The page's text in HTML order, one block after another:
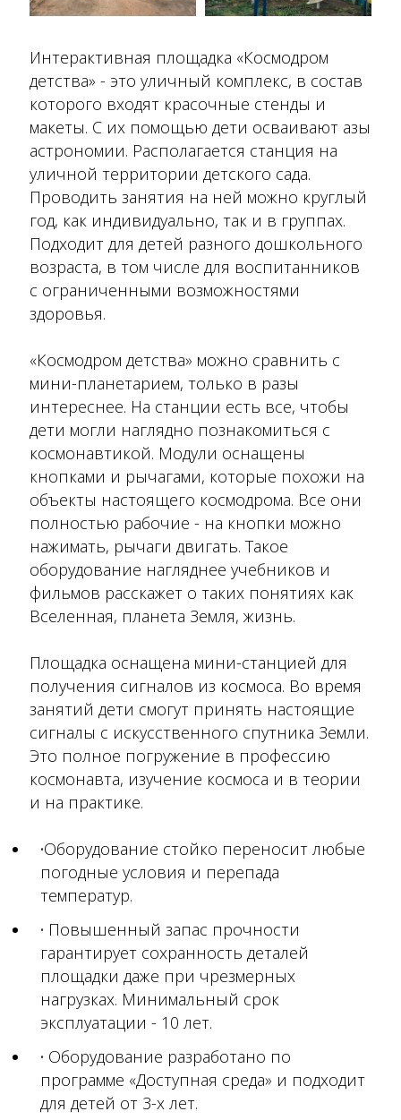
Интерактивная площадка «Космодром
детства» - это уличный комплекс, в состав
которого входят красочные стенды и
макеты. С их помощью дети осваивают азы
астрономии. Располагается станция на
уличной территории детского сада.
Проводить занятия на ней можно круглый
год, как индивидуально, так и в группах.
Подходит для детей разного дошкольного
возраста, в том числе для воспитанников
с ограниченными возможностями
здоровья.
«Космодром детства» можно сравнить с
мини-планетарием, только в разы
интереснее. На станции есть все, чтобы
дети могли наглядно познакомиться с
космонавтикой. Модули оснащены
кнопками и рычагами, которые похожи на
объекты настоящего космодрома. Все они
полностью рабочие - на кнопки можно
нажимать, рычаги двигать. Такое
оборудование нагляднее учебников и
фильмов расскажет о таких понятиях как
Вселенная, планета Земля, жизнь.
Площадка оснащена мини-станцией для
получения сигналов из космоса. Во время
занятий дети смогут принять настоящие
сигналы с искусственного спутника Земли.
Это полное погружение в профессию
космонавта, изучение космоса и в теории
и на практике.
Оборудование стойко переносит любые
погодные условия и перепада
температур.
Повышенный запас прочности
гарантирует сохранность деталей
площадки даже при чрезмерных
нагрузках. Минимальный срок
эксплуатации - 10 лет.
Оборудование разработано по
программе «Доступная среда» и подходит
для детей от 3-х лет.